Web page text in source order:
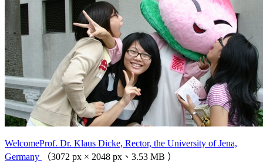
WelcomeProf. Dr. Klaus Dicke, Rector, the University of Jena,
Germany
（3072 px × 2048 px、3.53 MB ）